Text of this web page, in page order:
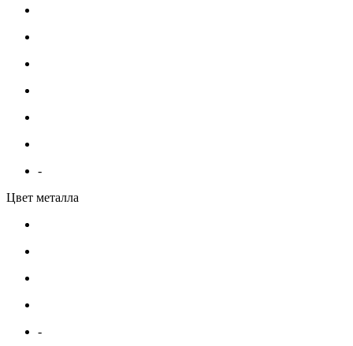
-
Цвет металла
-